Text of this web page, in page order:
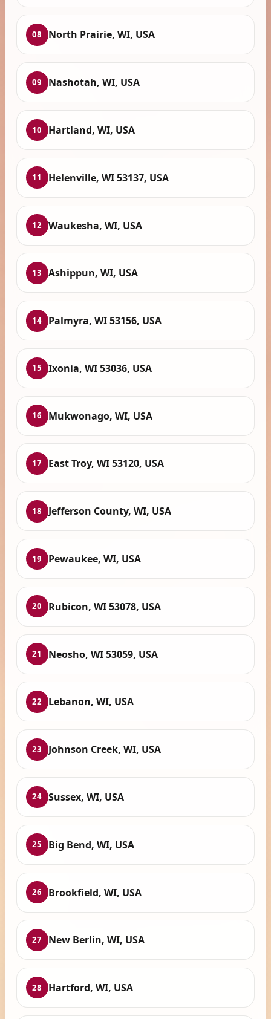
08 North Prairie, WI, USA
09 Nashotah, WI, USA
10 Hartland, WI, USA
11 Helenville, WI 53137, USA
12 Waukesha, WI, USA
13 Ashippun, WI, USA
14 Palmyra, WI 53156, USA
15 Ixonia, WI 53036, USA
16 Mukwonago, WI, USA
17 East Troy, WI 53120, USA
18 Jefferson County, WI, USA
19 Pewaukee, WI, USA
20 Rubicon, WI 53078, USA
21 Neosho, WI 53059, USA
22 Lebanon, WI, USA
23 Johnson Creek, WI, USA
24 Sussex, WI, USA
25 Big Bend, WI, USA
26 Brookfield, WI, USA
27 New Berlin, WI, USA
28 Hartford, WI, USA